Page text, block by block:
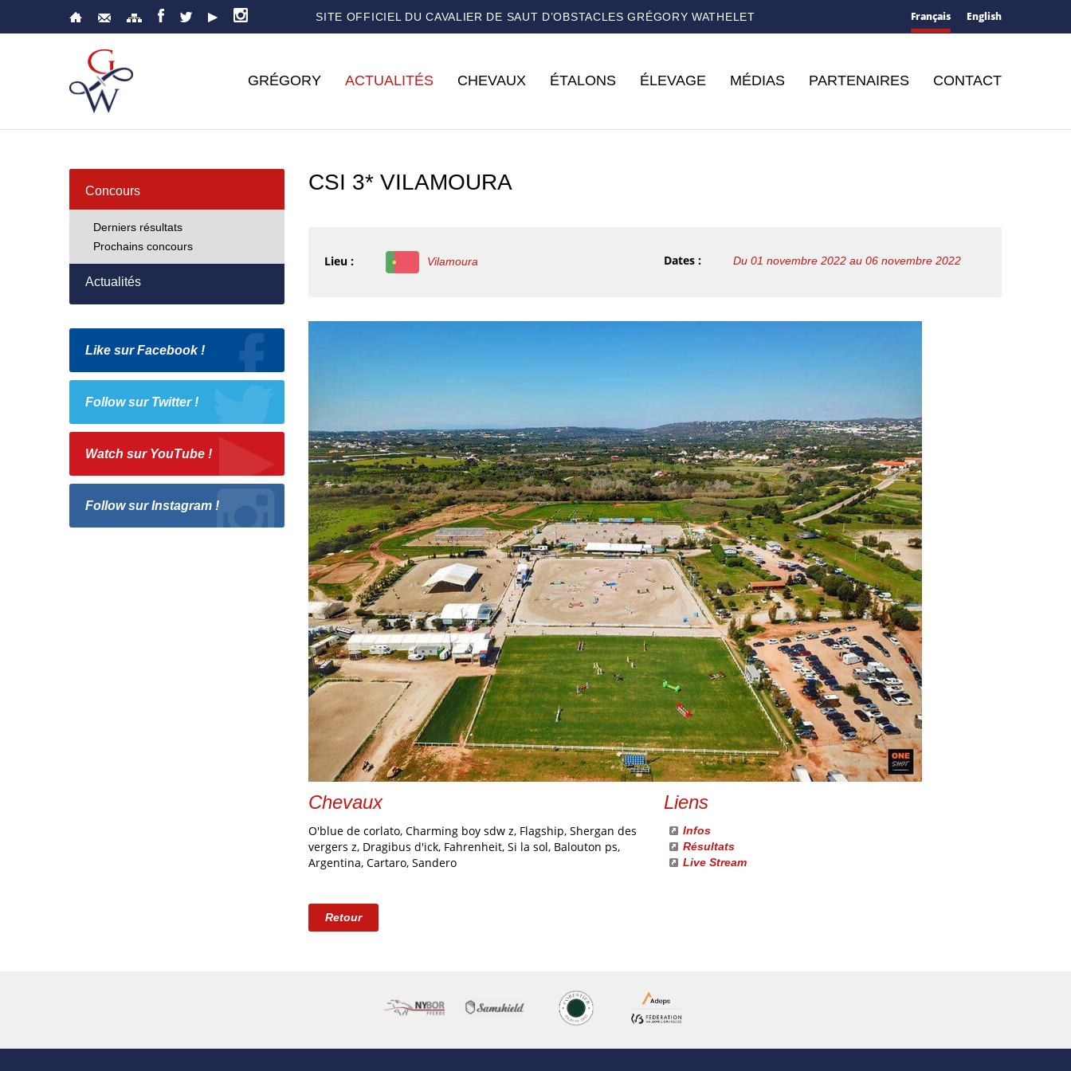
SITE OFFICIEL DU CAVALIER DE SAUT D’OBSTACLES GRÉGORY WATHELET Français English
GRÉGORY ACTUALITÉS CHEVAUX ÉTALONS ÉLEVAGE MÉDIAS PARTENAIRES CONTACT
Concours
Derniers résultats
Prochains concours
Actualités
Like sur Facebook !
Follow sur Twitter !
Watch sur YouTube !
Follow sur Instagram !
CSI 3* VILAMOURA
Lieu : Vilamoura Dates : Du 01 novembre 2022 au 06 novembre 2022
Chevaux
O'blue de corlato, Charming boy sdw z, Flagship, Shergan des
vergers z, Dragibus d'ick, Fahrenheit, Si la sol, Balouton ps,
Argentina, Cartaro, Sandero
Liens
Infos
Résultats
Live Stream
Retour